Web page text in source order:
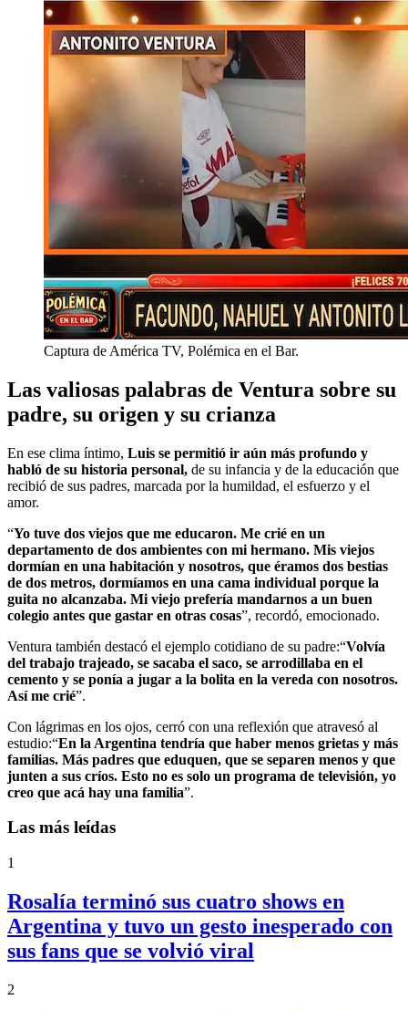
Captura de América TV, Polémica en el Bar.
Las valiosas palabras de Ventura sobre su
padre, su origen y su crianza
En ese clima íntimo, Luis se permitió ir aún más profundo y
habló de su historia personal, de su infancia y de la educación que
recibió de sus padres, marcada por la humildad, el esfuerzo y el
amor.
“Yo tuve dos viejos que me educaron. Me crié en un
departamento de dos ambientes con mi hermano. Mis viejos
dormían en una habitación y nosotros, que éramos dos bestias
de dos metros, dormíamos en una cama individual porque la
guita no alcanzaba. Mi viejo prefería mandarnos a un buen
colegio antes que gastar en otras cosas”, recordó, emocionado.
Ventura también destacó el ejemplo cotidiano de su padre:“Volvía
del trabajo trajeado, se sacaba el saco, se arrodillaba en el
cemento y se ponía a jugar a la bolita en la vereda con nosotros.
Así me crié”.
Con lágrimas en los ojos, cerró con una reflexión que atravesó al
estudio:“En la Argentina tendría que haber menos grietas y más
familias. Más padres que eduquen, que se separen menos y que
junten a sus críos. Esto no es solo un programa de televisión, yo
creo que acá hay una familia”.
Las más leídas
1
Rosalía terminó sus cuatro shows en
Argentina y tuvo un gesto inesperado con
sus fans que se volvió viral
2